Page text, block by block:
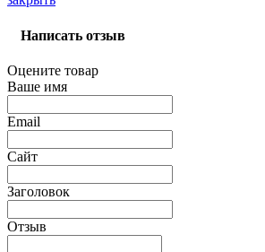
Написать отзыв
Оцените товар
Ваше имя
Email
Сайт
Заголовок
Отзыв